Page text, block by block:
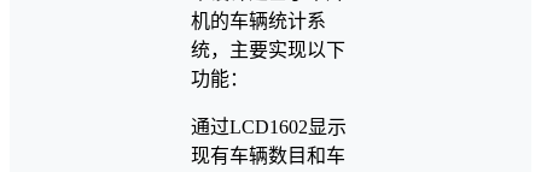
机的车辆统计系
统，主要实现以下
功能：
通过LCD1602显示
现有车辆数目和车